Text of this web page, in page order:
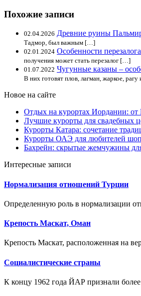
Похожие записи
02.04.2026 Древние руины
Тадмор, был важным […]
02.01.2024 Особенности
получения может стать перезалог […]
01.07.2022 Чугунные казаны –
В них готовят плов, лагман, жаркое,
Новое на сайте
Отдых на курортах Иордании: от
Лучшие курорты для свадебных
Курорты Катара: сочетание
Курорты ОАЭ для любителей
Бахрейн: скрытые жемчужины
Интересные записи
Нормализация отношений Турции
Определенную роль в нормализации
Крепость Маскат, Оман
Крепость Маскат, расположенная на
Социалистические страны
К концу 1962 года ЙАР признали более